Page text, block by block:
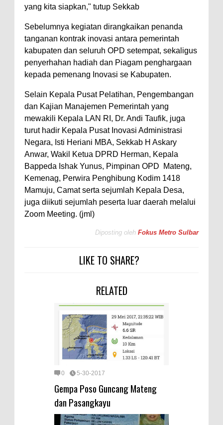
yang kita siapkan," tutup Sekkab
Sebelumnya kegiatan dirangkaikan penanda
tanganan kontrak inovasi antara pemerintah
kabupaten dan seluruh OPD setempat, sekaligus
penyerhahan hadiah dan Piagam penghargaan
kepada pemenang Inovasi se Kabupaten.
Selain Kepala Pusat Pelatihan, Pengembangan
dan Kajian Manajemen Pemerintah yang
mewakili Kepala LAN RI, Dr. Andi Taufik, juga
turut hadir Kepala Pusat Inovasi Administrasi
Negara, Isti Heriani MBA, Sekkab H Askary
Anwar, Wakil Ketua DPRD Herman, Kepala
Bappeda Ishak Yunus, Pimpinan OPD Mateng,
Kemenag, Perwira Penghibung Kodim 1418
Mamuju, Camat serta sejumlah Kepala Desa,
juga diikuti sejumlah peserta luar daerah melalui
Zoom Meeting. (jml)
Diposting oleh Fokus Metro Sulbar
LIKE TO SHARE?
RELATED
0 5-30-2017
Gempa Poso Guncang Mateng
dan Pasangkayu